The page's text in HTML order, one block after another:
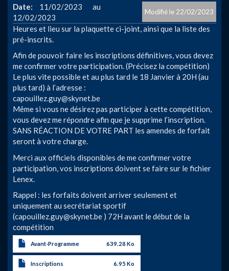
22/02/2023
Date
11/02/2023
12/02/2023
Heures et lieu sur la plaquette ci-joint, ainsi que la liste des
pré-inscrits.
Afin de pouvoir faire les inscriptions définitives, vous devez
me confirmer votre participation. (Précisez la compétition)
Le plus vite possible et au plus tard le 18 Janvier à 20H (au
plus tard) à l’adresse :
capouillez.guy@skynet.be
Même si vous ne désirez pas participer à cette compétition,
vous devez me répondre afin que je supprime l’inscription.
SANS RÉACTION DE VOTRE PART les amendes de forfait
seront à votre charge.
Merci aux officiels disponibles de me confirmer votre
participation, vos inscriptions doivent se faire sur le fichier
Lenex.
Rappel : les forfaits doivent arriver seulement et
uniquement au secrétariat sportif
(capouillez.guy@skynet.be ) 72H avant le début de la
compétition
Avant-Programme 639.28 Ko
Inscriptions 6.95 Ko